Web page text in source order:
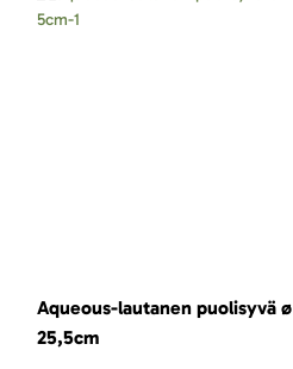
Aqueous-lautanen puolisyvä ø
25,5cm